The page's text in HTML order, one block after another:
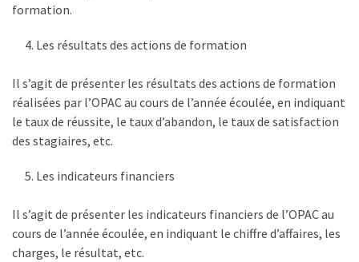
formation.
Les résultats des actions de formation
Il s’agit de présenter les résultats des actions de formation
réalisées par l’OPAC au cours de l’année écoulée, en indiquant
le taux de réussite, le taux d’abandon, le taux de satisfaction
des stagiaires, etc.
Les indicateurs financiers
Il s’agit de présenter les indicateurs financiers de l’OPAC au
cours de l’année écoulée, en indiquant le chiffre d’affaires, les
charges, le résultat, etc.